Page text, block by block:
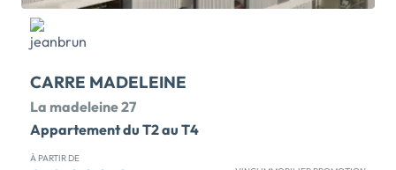
CARRE MADELEINE
La madeleine 27
Appartement du T2 au T4
À PARTIR DE